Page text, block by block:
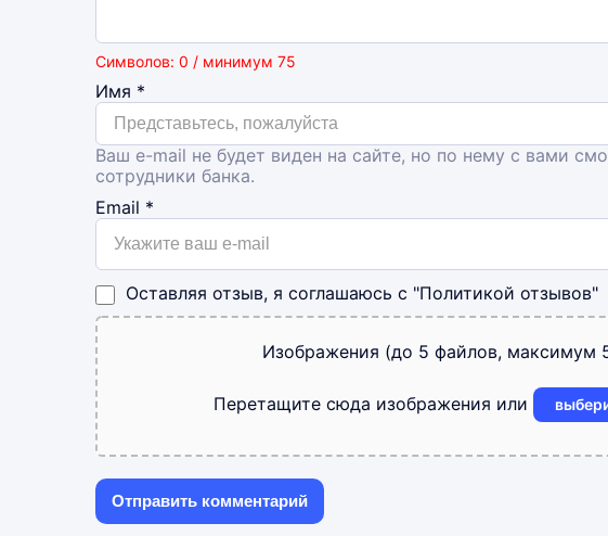
Символов: 0 / минимум 75
Имя *
Ваш e-mail не будет виден на сайте, но по нему с вами
сотрудники банка.
Email *
Оставляя отзыв, я соглашаюсь с "Политикой отзывов"
Изображения (до 5 файлов, максимум
Перетащите сюда изображения или